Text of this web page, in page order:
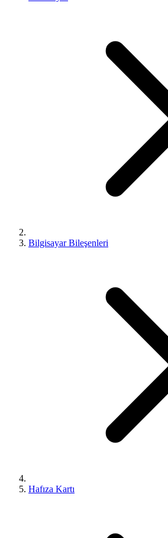
Bilgisayar Bileşenleri
Hafıza Kartı